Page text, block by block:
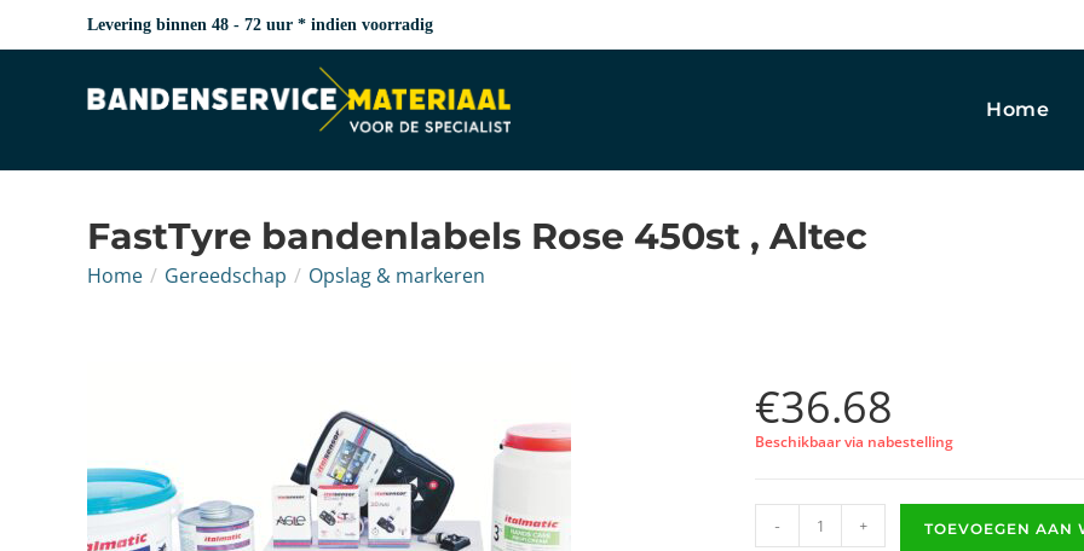
Levering binnen 48 - 72 uur * indien voorradig
Home
FastTyre bandenlabels Rose 450st , Altec
Home / Gereedschap / Opslag & markeren
€36.68
Beschikbaar via nabestelling
- + TOEVOEGEN AAN